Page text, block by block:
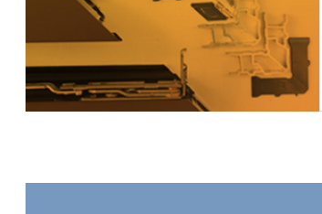
88平开窗是门窗技术新时代的门窗系统。可实现较
大的阳光进入并获得更多的太阳能，良好的操作及
可靠的功能。保养方便，牢固耐用。
宝贝详情